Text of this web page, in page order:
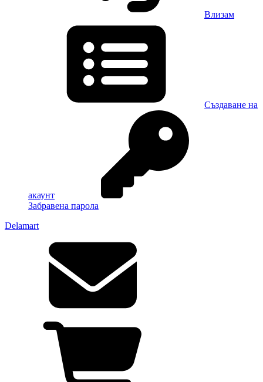
Влизам
Създаване на
акаунт
Забравена парола
Delamart